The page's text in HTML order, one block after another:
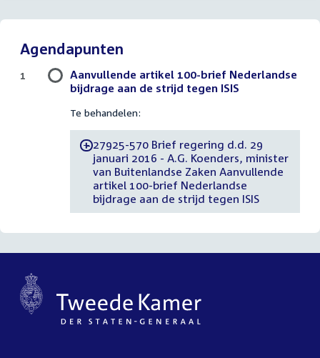
Agendapunten
Aanvullende artikel 100-brief Nederlandse
bijdrage aan de strijd tegen ISIS
Te behandelen:
-27925-570 Brief regering d.d. 29
januari 2016 - A.G. Koenders, minister
van Buitenlandse Zaken Aanvullende
artikel 100-brief Nederlandse
bijdrage aan de strijd tegen ISIS
1